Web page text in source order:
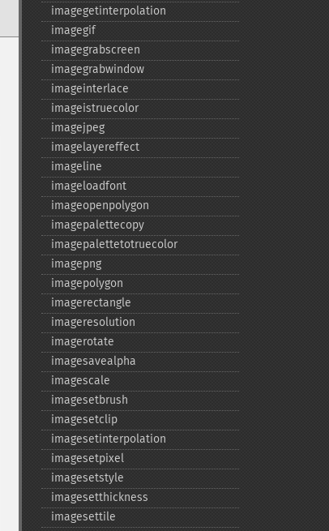
imagegetinterpolation
imagegif
imagegrabscreen
imagegrabwindow
imageinterlace
imageistruecolor
imagejpeg
imagelayereffect
imageline
imageloadfont
imageopenpolygon
imagepalettecopy
imagepalettetotruecolor
imagepng
imagepolygon
imagerectangle
imageresolution
imagerotate
imagesavealpha
imagescale
imagesetbrush
imagesetclip
imagesetinterpolation
imagesetpixel
imagesetstyle
imagesetthickness
imagesettile